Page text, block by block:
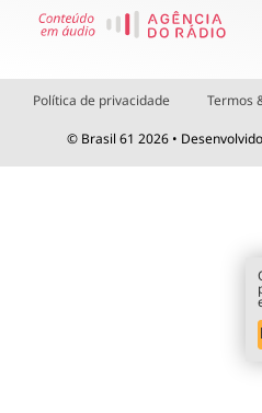
Política de privacidade Termos
© Brasil 61 2026 •